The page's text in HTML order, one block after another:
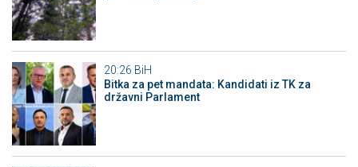
20:26 BiH
Bitka za pet mandata: Kandidati iz TK za
državni Parlament